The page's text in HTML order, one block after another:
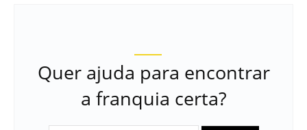
Quer ajuda para encontrar
a franquia certa?